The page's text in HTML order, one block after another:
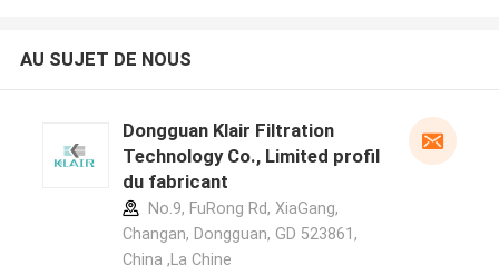
AU SUJET DE NOUS
Dongguan Klair Filtration
Technology Co., Limited profil
du fabricant
No.9, FuRong Rd, XiaGang,
Changan, Dongguan, GD 523861,
China ,La Chine